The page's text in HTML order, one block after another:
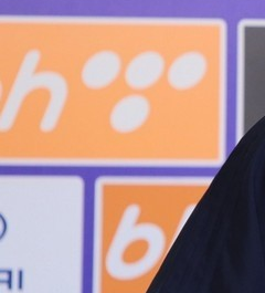
ZAGREB
12:01, 04.03.2025
LETI SVE U ZRAK:
bačena BOMBA!
12:01, 04.03.2025